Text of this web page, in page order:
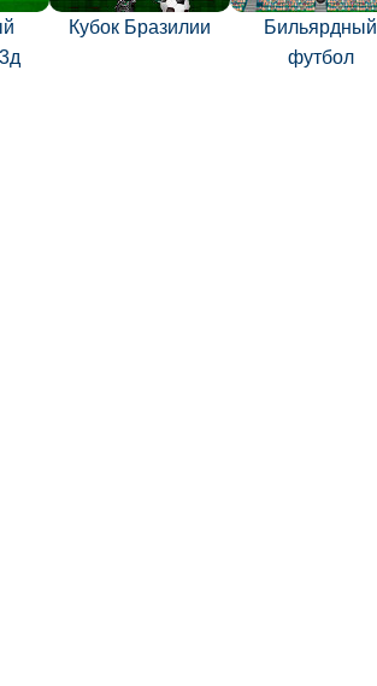
Кубок Бразилии
Бильярдный
футбол